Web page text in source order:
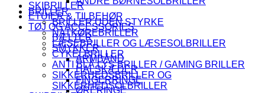
SKIBRILLER
ETUIER & TILBEHØR
TØJ OG ACCESSORIES
BÆLTER
SMYKKER
ARMBÅND
HALSKÆDER
FINGERRINGE
ØRERINGE
BRILLER
BRILLER UDEN STYRKE
NATKØREBRILLER
LÆSEBRILLER OG LÆSESOLBRILLER
CYKELBRILLER
ANTI BLÅ LYS BRILLER / GAMING BRILLER
SIKKERHEDSBRILLER OG
SIKKERHEDSOLBRILLER